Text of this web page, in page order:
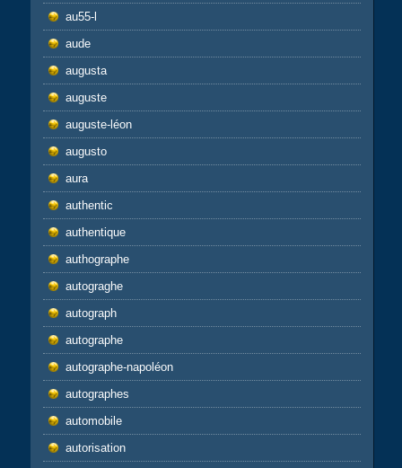
au55-l
aude
augusta
auguste
auguste-léon
augusto
aura
authentic
authentique
authographe
autograghe
autograph
autographe
autographe-napoléon
autographes
automobile
autorisation